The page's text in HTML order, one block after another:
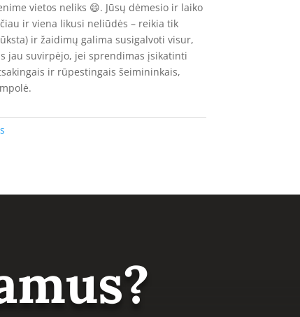
vietos neliks 😄. Jūsų dėmesio ir laiko
ir viena likusi neliūdės – reikia tik
ir žaidimų galima susigalvoti visur,
jau suvirpėjo, jei sprendimas įsikatinti
ir rūpestingais šeimininkais,